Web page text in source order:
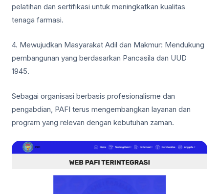
pelatihan dan sertifikasi untuk meningkatkan kualitas
tenaga farmasi.
4. Mewujudkan Masyarakat Adil dan Makmur: Mendukung
pembangunan yang berdasarkan Pancasila dan UUD
1945.
Sebagai organisasi berbasis profesionalisme dan
pengabdian, PAFI terus mengembangkan layanan dan
program yang relevan dengan kebutuhan zaman.